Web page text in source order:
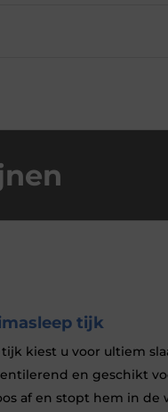
tijk
tijk kiest u voor ultiem
en geschikt
af en stopt hem in de